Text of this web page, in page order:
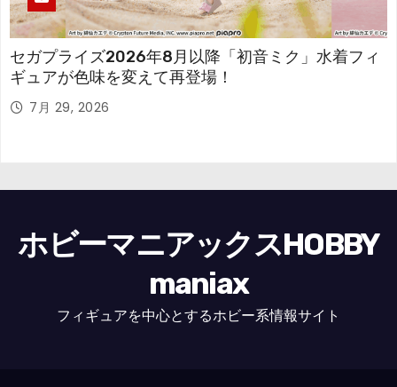
セガプライズ2026年8月以降「初音ミク」水着フィ
ギュアが色味を変えて再登場！
7月 29, 2026
ホビーマニアックスHOBBY
maniax
フィギュアを中心とするホビー系情報サイト